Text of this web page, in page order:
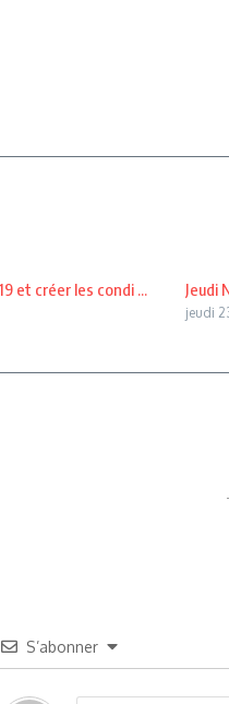
et créer les condi ... Jeudi
jeudi
S’abonner